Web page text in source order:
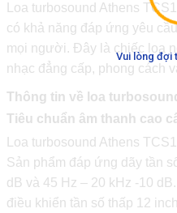
Vui lòng đợi
Loa turbosound Athens
có khả năng đáp ứng yêu
mọi người. Đây là chiếc loa
nhạc đẳng cấp, phong cách
Thông tin về loa
Tiêu chuẩn âm thanh cao
Loa turbosound Athens
Sản phẩm đáp ứng dãy tần
dB và 45 Hz – 20 kHz -10
điều khiển tần số thấp 12